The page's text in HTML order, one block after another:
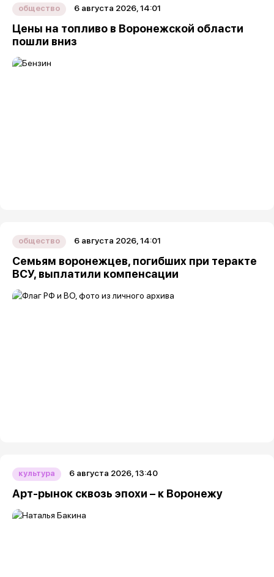
общество 6 августа 2026, 14:01
Цены на топливо в Воронежской области
пошли вниз
общество 6 августа 2026, 14:01
Семьям воронежцев, погибших при теракте
ВСУ, выплатили компенсации
культура 6 августа 2026, 13:40
Арт-рынок сквозь эпохи – к Воронежу